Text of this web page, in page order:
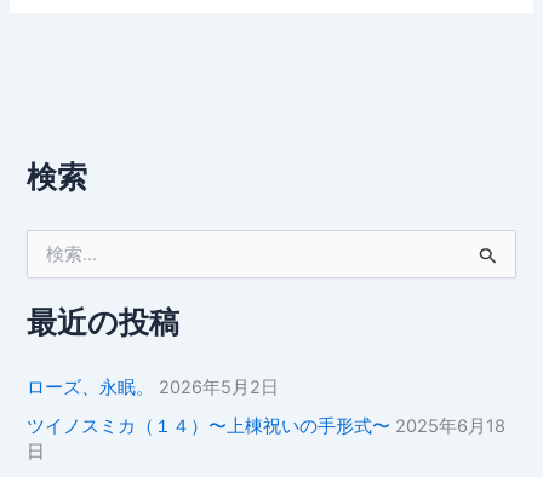
検索
象
:最近の投稿
ローズ、永眠。
2026年5月2日
ツイノスミカ（１４）〜上棟祝いの手形式〜 2025年6月18
日